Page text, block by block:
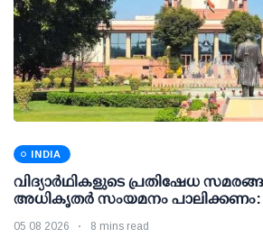
INDIA
വിദ്യാര്‍ഥികളുടെ പ്രതിഷേധ
അധികൃതര്‍ സംയമനം പാലിക്കണം:
05 08 2026 8 mins read